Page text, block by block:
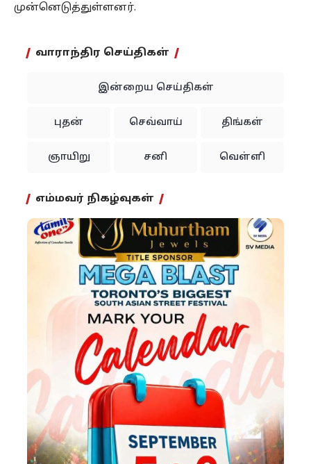
முன்னெடுத்துள்ளனர்.
வாராந்திர செய்திகள்
இன்றைய செய்திகள்
புதன் செவ்வாய் திங்கள்
ஞாயிறு சனி வெள்ளி
எம்மவர் நிகழ்வுகள்